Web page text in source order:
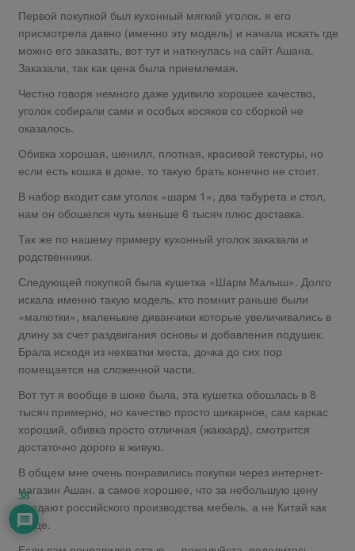
Первой покупкой был кухонный мягкий уголок. я его
присмотрела давно (именно эту модель) и начала искать где
можно его заказать, вот тут и наткнулась на сайт Ашана.
Заказали, так как цена была приемлемая.
Честно говоря немного даже удивило хорошее качество,
уголок собирали сами и особых косяков со сборкой не
оказалось.
Обивка хорошая, шенилл, плотная, красивой текстуры, но
если есть кошка в доме, то такую брать конечно не стоит.
В набор входит сам уголок «шарм 1», два табурета и стол,
нам он обошелся чуть меньше 6 тысяч плюс доставка.
Так же по нашему примеру кухонный уголок заказали и
родственники.
Следующей покупкой была кушетка «Шарм Малыш». Долго
искала именно такую модель, кто помнит раньше были
«малютки», маленькие диванчики которые увеличивались в
длину за счет раздвигания основы и добавления подушек.
Брала исходя из нехватки места, дочка до сих пор
помещается на сложенной части.
Вот тут я вообще в шоке была, эта кушетка обошлась в 8
тысяч примерно, но качество просто шикарное, сам каркас
хороший, обивка просто отличная (жаккард), смотрится
достаточно дорого в живую.
В общем мне очень понравились покупки через интернет-
магазин Ашан. а самое хорошее, что за небольшую цену
продают российского производства мебель. а не Китай как
везде.
38